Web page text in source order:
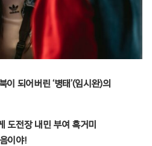
되어버린 ‘병태’(임시완)의
도전장 내민 부여 흑거미
이야!